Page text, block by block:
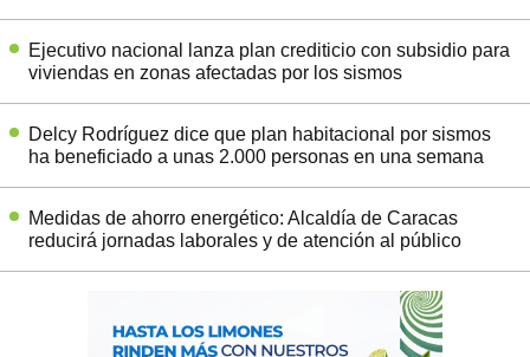
Ejecutivo nacional lanza plan crediticio con subsidio para
viviendas en zonas afectadas por los sismos
Delcy Rodríguez dice que plan habitacional por sismos
ha beneficiado a unas 2.000 personas en una semana
Medidas de ahorro energético: Alcaldía de Caracas
reducirá jornadas laborales y de atención al público